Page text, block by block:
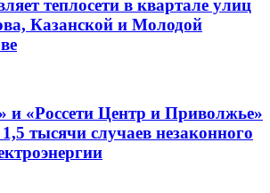
теплосети в квартале улиц
Казанской и Молодой
и «Россети Центр и Приволжье»
тысячи случаев незаконного